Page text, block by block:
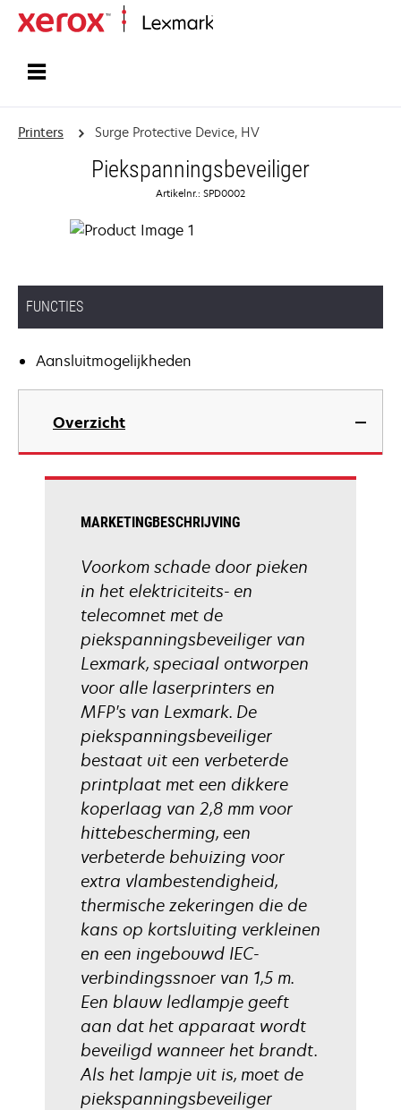
Printers Surge Protective Device, HV
Piekspanningsbeveiliger
Artikelnr.: SPD0002
FUNCTIES
Aansluitmogelijkheden
Overzicht
MARKETINGBESCHRIJVING
Voorkom schade door pieken
in het elektriciteits- en
telecomnet met de
piekspanningsbeveiliger van
Lexmark, speciaal ontworpen
voor alle laserprinters en
MFP's van Lexmark. De
piekspanningsbeveiliger
bestaat uit een verbeterde
printplaat met een dikkere
koperlaag van 2,8 mm voor
hittebescherming, een
verbeterde behuizing voor
extra vlambestendigheid,
thermische zekeringen die de
kans op kortsluiting verkleinen
en een ingebouwd IEC-
verbindingssnoer van 1,5 m.
Een blauw ledlampje geeft
aan dat het apparaat wordt
beveiligd wanneer het brandt.
Als het lampje uit is, moet de
piekspanningsbeveiliger